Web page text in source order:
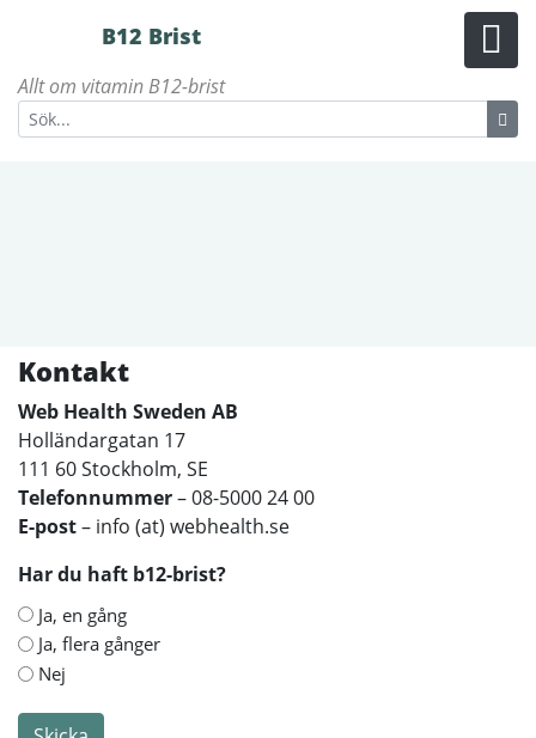
B12 Brist
Allt om vitamin B12-brist
Kontakt
Web Health Sweden AB
Holländargatan 17
111 60 Stockholm, SE
Telefonnummer– 08-5000 24 00
E-post– info (at) webhealth.se
Har du haft b12-brist?
Ja, en gång
Ja, flera gånger
Nej